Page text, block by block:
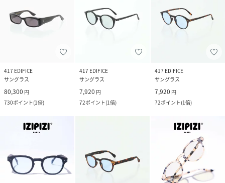
417 EDIFICE
サングラス
80,300 円
730ポイント(1倍)
417 EDIFICE
サングラス
7,920 円
72ポイント(1倍)
417 EDIFICE
サングラス
7,920 円
72ポイント(1倍)